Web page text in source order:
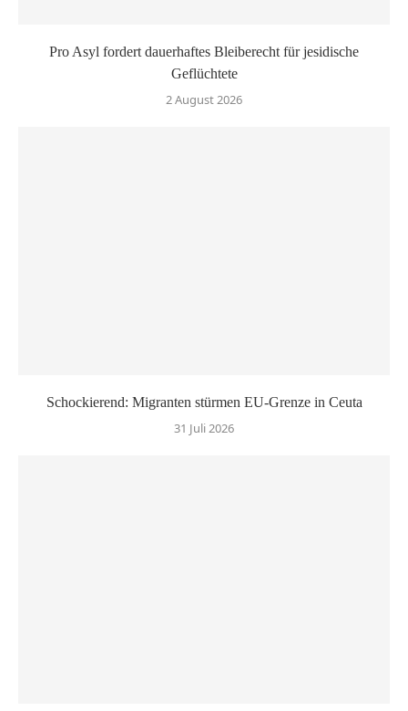
Pro Asyl fordert dauerhaftes Bleiberecht für jesidische
Geflüchtete
2 August 2026
Schockierend: Migranten stürmen EU-Grenze in Ceuta
31 Juli 2026